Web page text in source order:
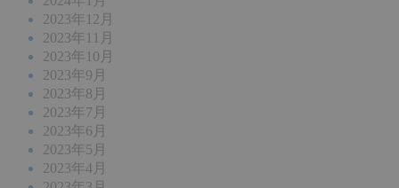
2023年12月
2023年11月
2023年10月
2023年9月
2023年8月
2023年7月
2023年6月
2023年5月
2023年4月